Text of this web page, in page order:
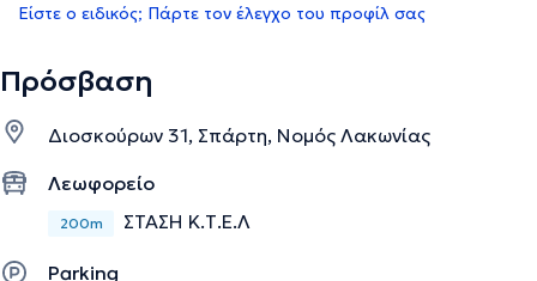
Είστε ο ειδικός; Πάρτε τον έλεγχο του προφίλ σας
Πρόσβαση
Διοσκούρων 31, Σπάρτη, Νομός Λακωνίας
Λεωφορείο
200m ΣΤΑΣΗ Κ.Τ.Ε.Λ
Parking